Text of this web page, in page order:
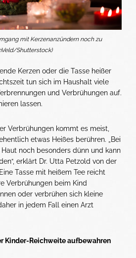
mit Kerzenanzündern noch zu
Shutterstock)
Kerzen oder die Tasse heißer
tun sich im Haushalt viele
und Verbrühungen auf.
lassen.
Verbrühungen kommt es meist,
etwas Heißes berühren. „Bei
noch besonders dünn und kann
erklärt Dr. Utta Petzold von der
Tasse mit heißem Tee reicht
Verbrühungen beim Kind
oder verbrühen sich kleine
in jedem Fall einen Arzt
Kinder-Reichweite aufbewahren